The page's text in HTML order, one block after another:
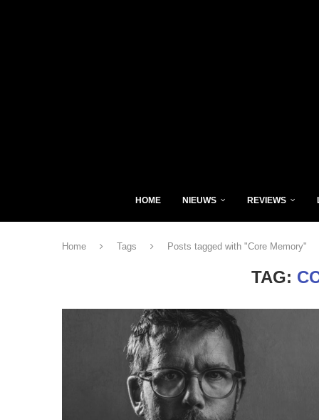
HOME NIEUWS REVIEWS
Home Tags Posts tagged with "Core Memory"
TAG: